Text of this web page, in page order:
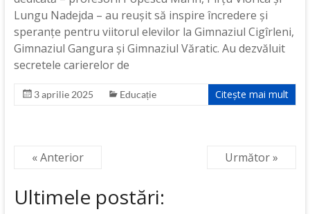
Lungu Nadejda – au reușit să inspire încredere și
speranțe pentru viitorul elevilor la Gimnaziul Cigîrleni,
Gimnaziul Gangura și Gimnaziul Văratic. Au dezvăluit
secretele carierelor de
3 aprilie 2025 Educație Citește mai mult
« Anterior Următor »
Ultimele postări: